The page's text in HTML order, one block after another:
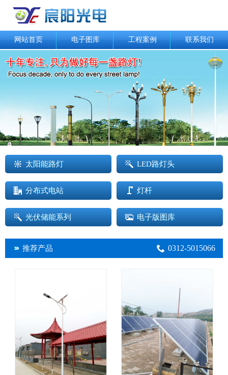
网站首页 电子图库 工程案例 联系我们
太阳能路灯 LED路灯头
分布式电站 灯杆
光伏储能系列 电子版图库
推荐产品 0312-5015066